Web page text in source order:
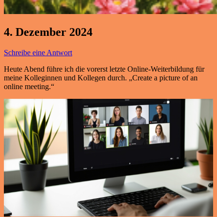
4. Dezember 2024
Schreibe eine Antwort
Heute Abend führe ich die vorerst letzte Online-Weiterbildung für
meine Kolleginnen und Kollegen durch. „Create a picture of an
online meeting.“